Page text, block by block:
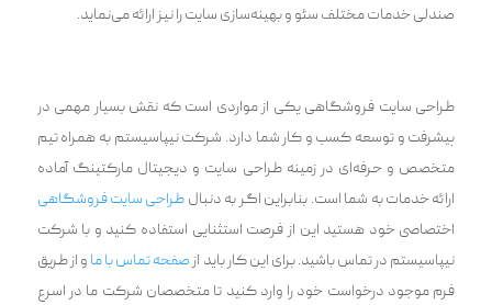
صندلی خدمات مختلف سئو و بهینه‌سازی سایت را نیز ارائه می‌نماید.
طراحی سایت فروشگاهی یکی از مواردی است که نقش بسیار مهمی در
پیشرفت و توسعه کسب و کار شما دارد. شرکت نیپاسیستم به همراه تیم
متخصص و حرفه‌ای در زمینه طراحی سایت و دیجیتال مارکتینگ آماده
ارائه خدمات به شما است. بنابراین اگر به دنبال طراحی سایت فروشگاهی
اختصاصی خود هستید این از فرصت استثنایی استفاده کنید و با شرکت
نیپاسیستم در تماس باشید. برای این کار باید ازصفحه تماس با ما و از طریق
فرم موجود درخواست خود را وارد کنید تا متخصصان شرکت ما در اسرع